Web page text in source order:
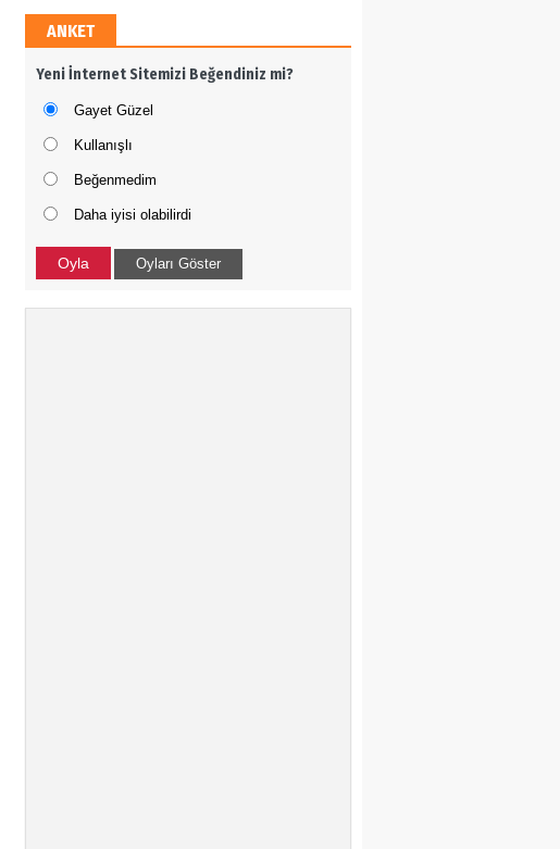
Dava adamı olmak
Salih Ergül
SİZİN ÇOÇUKLAR BU KEZ
BAŞARAMADI
Ali Tığ
ANKET
Yeni İnternet Sitemizi Beğendiniz mi?
Gayet Güzel
Kullanışlı
Beğenmedim
Daha iyisi olabilirdi
Oyla Oyları Göster